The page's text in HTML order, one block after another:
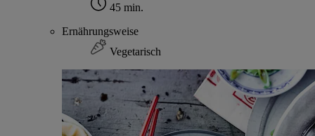
45 min.
Ernährungsweise
Vegetarisch